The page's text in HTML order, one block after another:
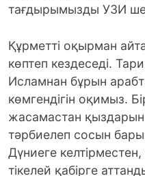
тағдырымызды УЗИ
Құрметті оқырман
көптеп кездеседі.
Исламнан бұрын
көмгендігін оқимыз.
жасамастан қыздарын
тәрбиелеп сосын
Дүниеге
тікелей қабірге